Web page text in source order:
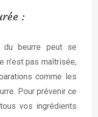
:
du beurre peut se
n’est pas maîtrisée,
comme les
Pour prévenir ce
vos ingrédients